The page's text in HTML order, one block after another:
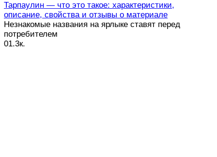
Тарпаулин — что это такое: характеристики,
описание, свойства и отзывы о материале
Незнакомые названия на ярлыке ставят перед
потребителем
01.3к.